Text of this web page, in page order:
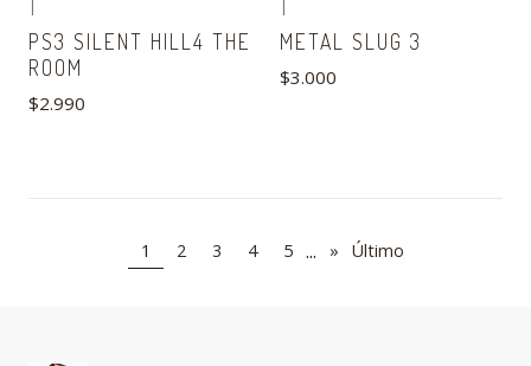
|
PS3 SILENT HILL4 THE
ROOM
$2.990
|
METAL SLUG 3
$3.000
1 2 3 4 5 ... » Último